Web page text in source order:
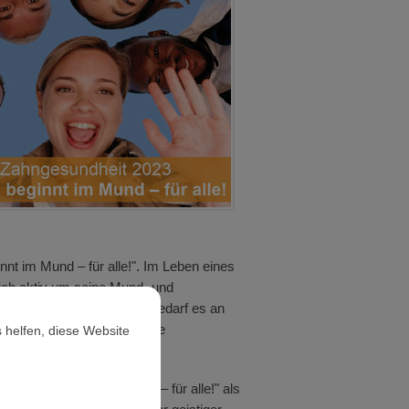
diese Website
im Mund – für alle!". Im Leben eines
aktiv um seine Mund- und
haben. Umso mehr bedarf es an
und somit auch eine gute
beginnt im Mund – für alle!" als